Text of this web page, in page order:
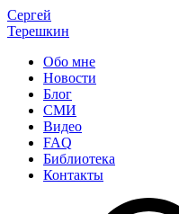
Сергей
Терешкин
Обо мне
Новости
Блог
СМИ
Видео
FAQ
Библиотека
Контакты